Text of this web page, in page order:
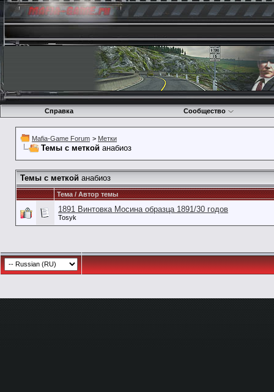
Справка Сообщество
Mafia-Game Forum > Метки
Темы с меткой анабиоз
Темы с меткой анабиоз
Тема / Автор темы
1891 Винтовка Мосина образца 1891/30 годов
Tosyk